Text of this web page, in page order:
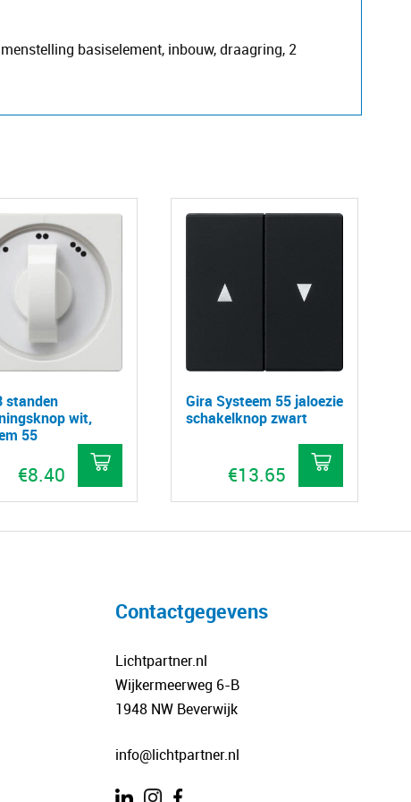
basiselement, inbouw, draagring, 2
standen
wit,
55
€8.40
Gira Systeem 55 jaloezie
schakelknop zwart
€13.65
Contactgegevens
Lichtpartner.nl
Wijkermeerweg 6-B
1948 NW Beverwijk
info@lichtpartner.nl